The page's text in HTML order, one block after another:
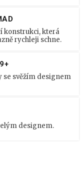
konstrukci, která
rychleji schne.
se svěžím designem
designem.